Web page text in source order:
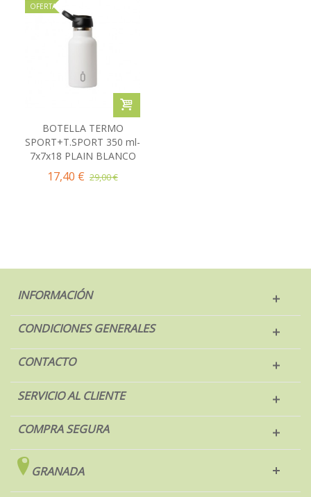
OFERTA
BOTELLA TERMO
SPORT+T.SPORT 350 ml-
7x7x18 PLAIN BLANCO
17,40 € 29,00 €
INFORMACIÓN
CONDICIONES GENERALES
CONTACTO
SERVICIO AL CLIENTE
COMPRA SEGURA
GRANADA